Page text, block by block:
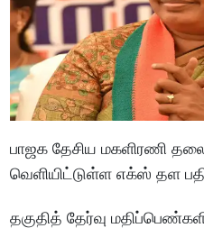
பாஜக தேசிய மகளிரணி
வெளியிட்டுள்ள எக்ஸ் தள
தகுதித் தேர்வு